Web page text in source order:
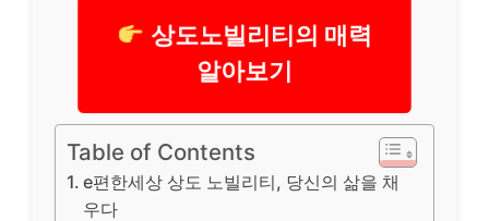
상도노빌리티의 매력
알아보기
Table of Contents
e편한세상 상도 노빌리티, 당신의 삶을 채
우다